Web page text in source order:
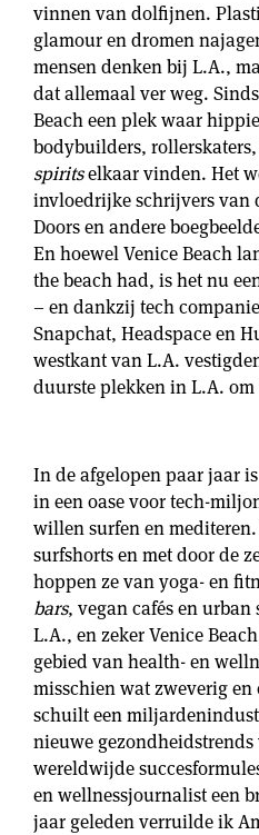
vinnen van dolfijnen.
glamour en dromen
mensen denken bij L.A.,
dat allemaal ver weg.
Beach een plek waar
bodybuilders,
spiritselkaar vinden. Het
invloedrijke schrijvers van
Doors en andere
En hoewel Venice Beach
the beach had, is het nu
– en dankzij tech
Snapchat, Headspace en
westkant van L.A.
duurste plekken in L.A. om
In de afgelopen paar jaar
in een oase voor tech-
willen surfen en
surfshorts en met door de
hoppen ze van yoga- en
bars, vegan cafés en urban
L.A., en zeker Venice
gebied van health- en
misschien wat zweverig
schuilt een
nieuwe
wereldwijde
en wellnessjournalist een
jaar geleden verruilde ik